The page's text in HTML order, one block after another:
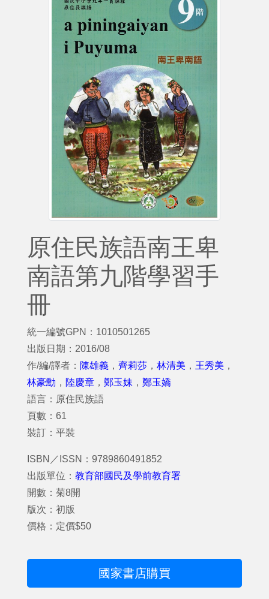
原住民族語南王卑
南語第九階學習手
冊
統一編號GPN：1010501265
出版日期：2016/08
作/編/譯者： 陳雄義 ， 齊莉莎 ， 林清美 ， 王秀美 ，
林豪勳 ， 陸慶章 ， 鄭玉妹 ， 鄭玉嬌
語言：原住民族語
頁數：61
裝訂：平裝
ISBN／ISSN：9789860491852
出版單位： 教育部國民及學前教育署
開數：菊8開
版次：初版
價格：定價$50
國家書店購買